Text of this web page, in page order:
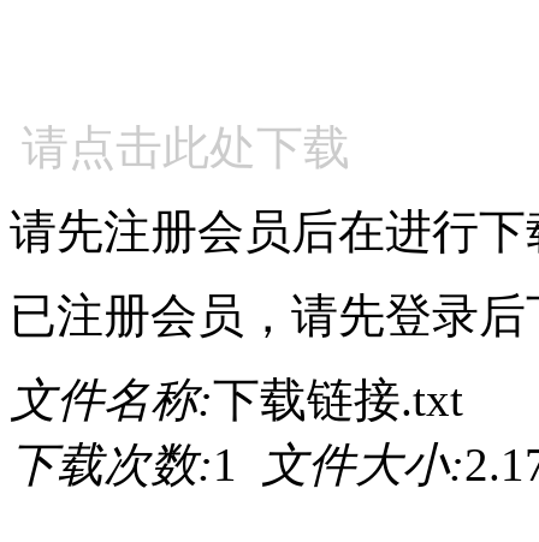
请点击此处下载
请先注册会员后在进行下
已注册会员，请先登录后
文件名称:下载链接.txt
下载次数:1 文件大小: